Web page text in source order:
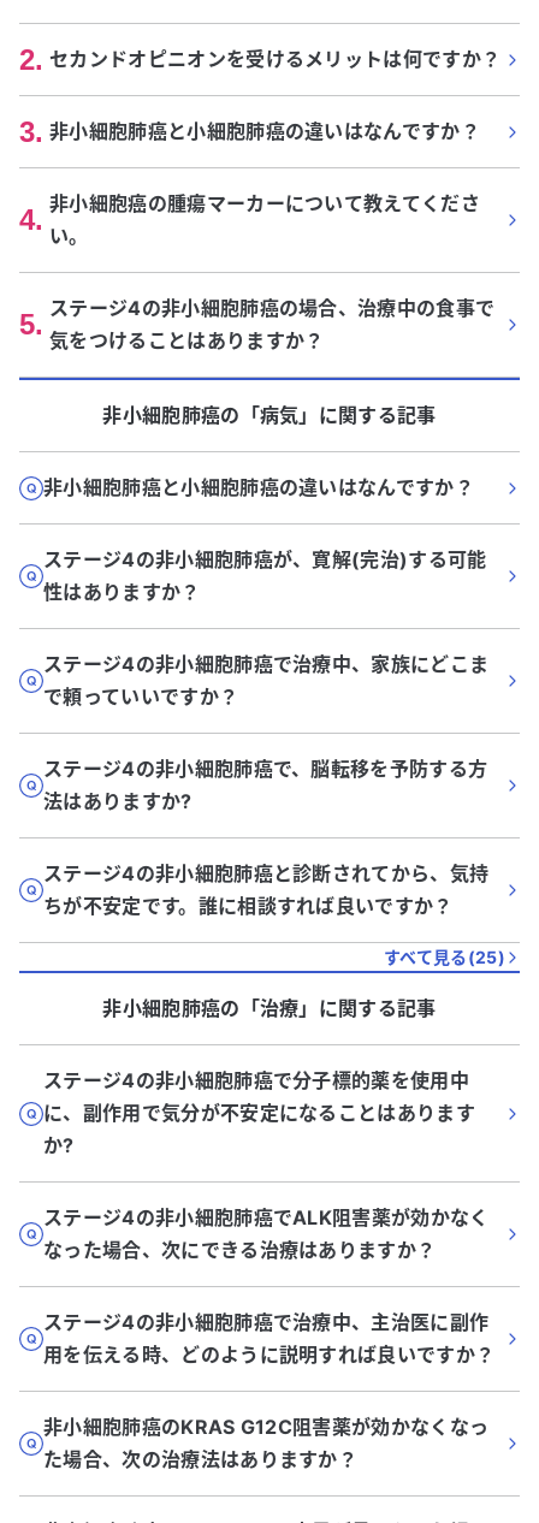
2. セカンドオピニオンを受けるメリットは何ですか？
3. 非小細胞肺癌と小細胞肺癌の違いはなんですか？
4. 非小細胞癌の腫瘍マーカーについて教えてくださ
い。
5. ステージ4の非小細胞肺癌の場合、治療中の食事で
気をつけることはありますか？
非小細胞肺癌の「病気」に関する記事
非小細胞肺癌と小細胞肺癌の違いはなんですか？
ステージ4の非小細胞肺癌が、寛解(完治)する可能
性はありますか？
ステージ4の非小細胞肺癌で治療中、家族にどこま
で頼っていいですか？
ステージ4の非小細胞肺癌で、脳転移を予防する方
法はありますか?
ステージ4の非小細胞肺癌と診断されてから、気持
ちが不安定です。誰に相談すれば良いですか？
すべて見る(25)
非小細胞肺癌の「治療」に関する記事
ステージ4の非小細胞肺癌で分子標的薬を使用中
に、副作用で気分が不安定になることはあります
か?
ステージ4の非小細胞肺癌でALK阻害薬が効かなく
なった場合、次にできる治療はありますか？
ステージ4の非小細胞肺癌で治療中、主治医に副作
用を伝える時、どのように説明すれば良いですか？
非小細胞肺癌のKRAS G12C阻害薬が効かなくなっ
た場合、次の治療法はありますか？